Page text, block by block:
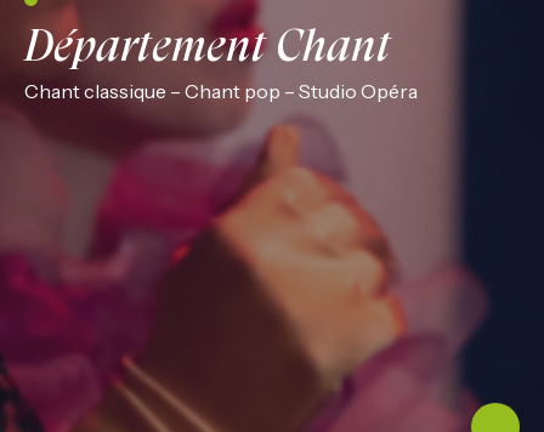
Département Chant
Chant classique – Chant pop – Studio Opéra